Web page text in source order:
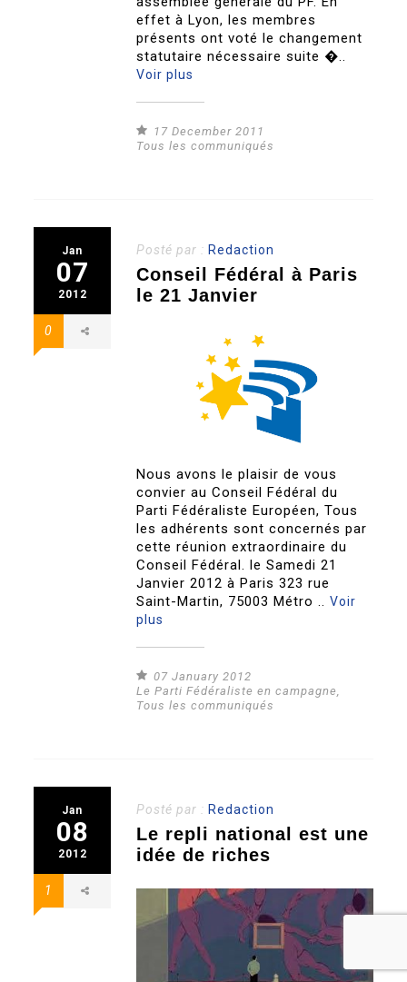
effet à Lyon, les membres
présents ont voté le changement
statutaire nécessaire suite �..
Voir plus
17 December 2011
Tous les communiqués
Jan
07
2012
0
Posté par : Redaction
Conseil Fédéral à Paris
le 21 Janvier
Nous avons le plaisir de vous
convier au Conseil Fédéral du
Parti Fédéraliste Européen, Tous
les adhérents sont concernés par
cette réunion extraordinaire du
Conseil Fédéral. le Samedi 21
Janvier 2012 à Paris 323 rue
Saint-Martin, 75003 Métro ..Voir
plus
07 January 2012
Le Parti Fédéraliste en campagne,
Tous les communiqués
Jan
08
2012
1
Posté par : Redaction
Le repli national est une
idée de riches